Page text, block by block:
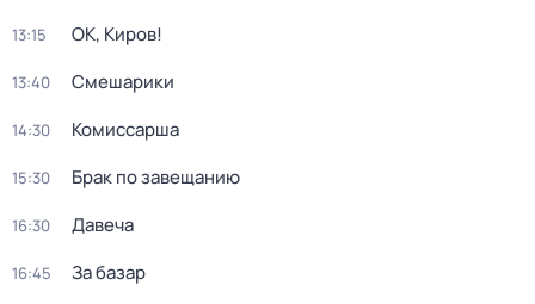
13:15 ОК, Киров!
13:40 Смешарики
14:30 Комиссарша
15:30 Брак по завещанию
16:30 Давеча
16:45 За базар